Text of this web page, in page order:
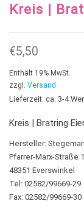
Kreis |
€5,50
Enthält 19% MwSt.
zzgl. Versand
Lieferzeit: ca. 3-4
Kreis | Bratring
Hersteller:
Pfarrer-Marx-Straße
48351 Everswinkel
Tel: 02582/99669-29
Fax: 02582/99669-30